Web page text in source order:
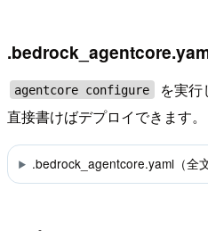
agentcore configure
を実
直接書けばデプロイできます。
.bedrock_agentcore.yaml（全文